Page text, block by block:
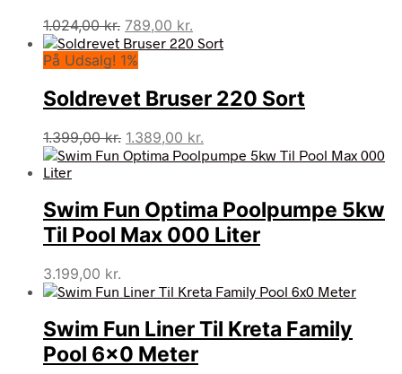
1.024,00kr. Den
oprindelige
pris
1.024,00 kr..
789,00 kr.
aktuelle
789,00 kr..
På Udsalg! 1%
Soldrevet Bruser 220 Sort
1.399,00kr. Den
oprindelige
1.399,00 kr..
1.389,00 kr.
aktuelle
1.389,00 kr..
Swim Fun Optima Poolpumpe 5kw
Til Pool Max 000 Liter
3.199,00 kr.
Swim Fun Liner Til Kreta Family
Pool 6×0 Meter